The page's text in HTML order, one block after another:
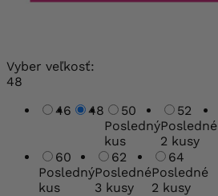
Vyber veľkosť:
48
46
48
50
Posledný
kus
52
Posledné
2 kusy
60
Posledný
kus
62
Posledné
3 kusy
64
Posledné
2 kusy